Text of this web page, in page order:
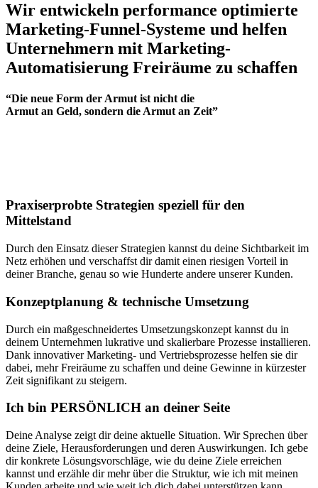
Wir entwickeln performance optimierte
Marketing-Funnel-Systeme und helfen
Unternehmern mit Marketing-
Automatisierung Freiräume zu schaffen
“Die neue Form der Armut ist nicht die
Armut an Geld, sondern die Armut an Zeit”
Praxiserprobte Strategien speziell für den
Mittelstand
Durch den Einsatz dieser Strategien kannst du deine Sichtbarkeit im
Netz erhöhen und verschaffst dir damit einen riesigen Vorteil in
deiner Branche, genau so wie Hunderte andere unserer Kunden.
Konzeptplanung & technische Umsetzung
Durch ein maßgeschneidertes Umsetzungskonzept kannst du in
deinem Unternehmen lukrative und skalierbare Prozesse installieren.
Dank innovativer Marketing- und Vertriebsprozesse helfen sie dir
dabei, mehr Freiräume zu schaffen und deine Gewinne in kürzester
Zeit signifikant zu steigern.
Ich bin PERSÖNLICH an deiner Seite
Deine Analyse zeigt dir deine aktuelle Situation. Wir Sprechen über
deine Ziele, Herausforderungen und deren Auswirkungen. Ich gebe
dir konkrete Lösungsvorschläge, wie du deine Ziele erreichen
kannst und erzähle dir mehr über die Struktur, wie ich mit meinen